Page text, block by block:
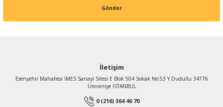
Gönder
İletişim
Esenşehir Mahallesi İMES Sanayi Sitesi E Blok 504 Sokak No:53 Y.Dudullu 34776
Ümraniye İSTANBUL
0 (216) 364 46 70